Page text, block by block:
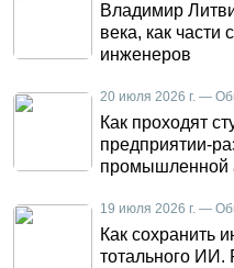
Владимир
века, как части
инженеров
20 июля 2026 г. —
Как проходят
предприятии-
промышленной
19 июля 2026 г. —
Как сохранить
тотального ИИ.